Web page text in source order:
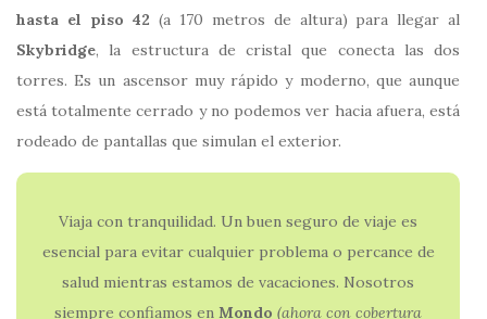
hasta el piso 42 (a 170 metros de altura) para llegar al
Skybridge, la estructura de cristal que conecta las dos
torres. Es un ascensor muy rápido y moderno, que aunque
está totalmente cerrado y no podemos ver hacia afuera, está
rodeado de pantallas que simulan el exterior.
Viaja con tranquilidad. Un buen seguro de viaje es
esencial para evitar cualquier problema o percance de
salud mientras estamos de vacaciones. Nosotros
siempre confiamos en Mondo (ahora con cobertura